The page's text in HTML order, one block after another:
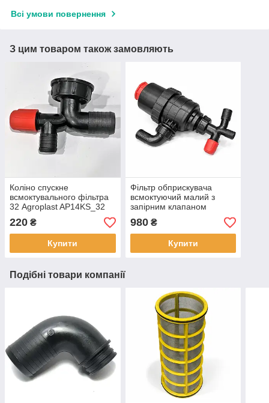
Всі умови повернення
З цим товаром також замовляють
Коліно спускне
всмоктувального фільтра
32 Agroplast AP14KS_32
220 ₴
Купити
Фільтр обприскувача
всмоктуючий малий з
запірним клапаном
(коліно 32 мм) Agroplast
AP16FSM_32
980₴
Купити
Подібні товари компанії